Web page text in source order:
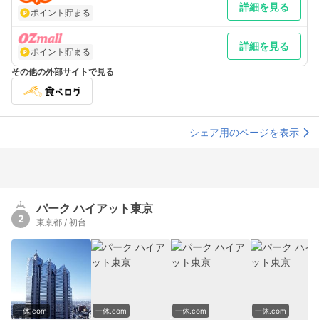
ポイント貯まる 詳細を見る
ポイント貯まる 詳細を見る
その他の外部サイトで見る
シェア用のページを表示
2
パーク ハイアット東京
東京都 / 初台
一休.com 一休.com 一休.com 一休.com